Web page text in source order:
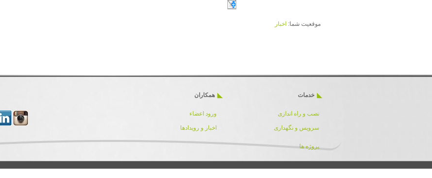
موقعیت شما: اخبار
خدمات همکاران
نصب و راه اندازی ورود اعضاء
سرویس و نگهداری اخبار و رویدادها
پروژه ها